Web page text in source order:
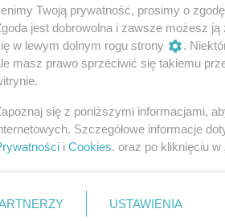
Twoją prywatność, prosimy o
jest dobrowolna i zawsze możesz
w lewym dolnym rogu strony
.
masz prawo sprzeciwić się takiemu
się z poniższymi informacjami,
Szczegółowe informacje
i Cookies. oraz po kliknięciu w
USTAWIENIA